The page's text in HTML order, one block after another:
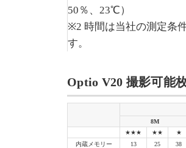
50％、23℃）
※2 時間は当社の測定条
す。
Optio V20 撮影可能
8M
★★★
★★ ★
内蔵メモリー
13 25 38